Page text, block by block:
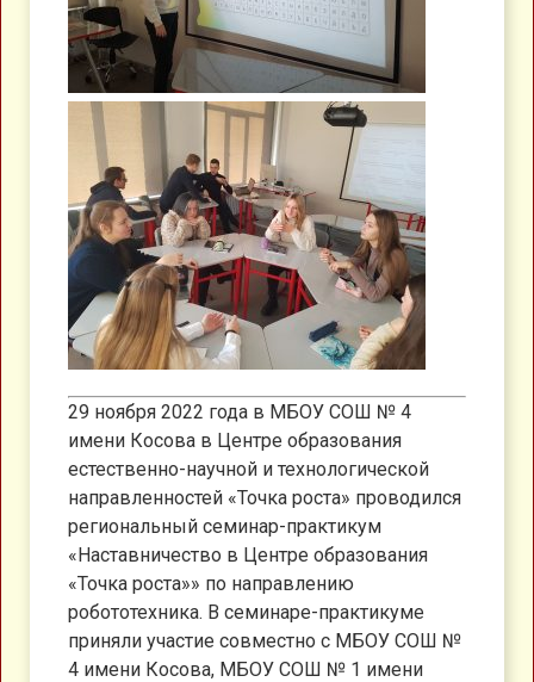
29 ноября 2022 года в МБОУ СОШ № 4
имени Косова в Центре образования
естественно-научной и технологической
направленностей «Точка роста» проводился
региональный семинар-практикум
«Наставничество в Центре образования
«Точка роста»» по направлению
робототехника. В семинаре-практикуме
приняли участие совместно с МБОУ СОШ №
4 имени Косова, МБОУ СОШ № 1 имени